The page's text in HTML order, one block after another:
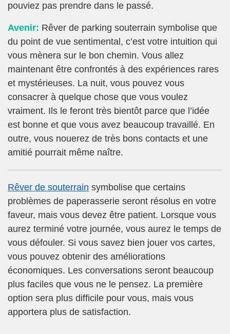
pouviez pas prendre dans le passé.
Avenir: Rêver de parking souterrain symbolise que
du point de vue sentimental, c’est votre intuition qui
vous mènera sur le bon chemin. Vous allez
maintenant être confrontés à des expériences rares
et mystérieuses. La nuit, vous pouvez vous
consacrer à quelque chose que vous voulez
vraiment. Ils le feront très bientôt parce que l’idée
est bonne et que vous avez beaucoup travaillé. En
outre, vous nouerez de très bons contacts et une
amitié pourrait même naître.
Rêver de souterrain symbolise que certains
problèmes de paperasserie seront résolus en votre
faveur, mais vous devez être patient. Lorsque vous
aurez terminé votre journée, vous aurez le temps de
vous défouler. Si vous savez bien jouer vos cartes,
vous pouvez obtenir des améliorations
économiques. Les conversations seront beaucoup
plus faciles que vous ne le pensez. La première
option sera plus difficile pour vous, mais vous
apportera plus de satisfaction.